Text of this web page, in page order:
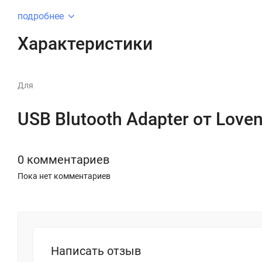
Примечание: игрушки от Lovense не могут быть подключены
подробнее
Характеристики
Для
USB Blutooth Adapter от
0 комментариев
Пока нет комментариев
Написать отзыв